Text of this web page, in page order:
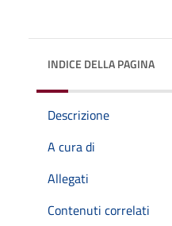
INDICE DELLA PAGINA
Descrizione
A cura di
Allegati
Contenuti correlati